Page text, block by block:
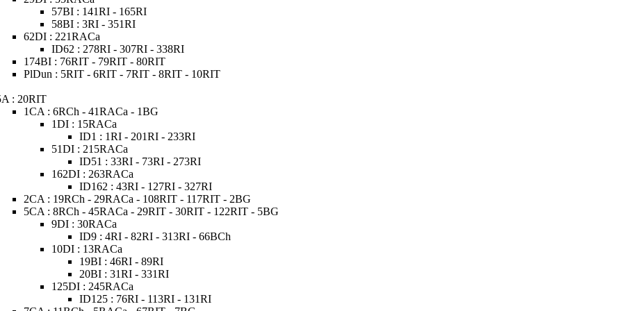
57BI : 141RI - 165RI
58BI : 3RI - 351RI
62DI : 221RACa
ID62 : 278RI - 307RI - 338RI
174BI : 76RIT - 79RIT - 80RIT
PlDun : 5RIT - 6RIT - 7RIT - 8RIT - 10RIT
: 20RIT
1CA : 6RCh - 41RACa - 1BG
1DI : 15RACa
ID1 : 1RI - 201RI - 233RI
51DI : 215RACa
ID51 : 33RI - 73RI - 273RI
162DI : 263RACa
ID162 : 43RI - 127RI - 327RI
2CA : 19RCh - 29RACa - 108RIT - 117RIT - 2BG
5CA : 8RCh - 45RACa - 29RIT - 30RIT - 122RIT - 5BG
9DI : 30RACa
ID9 : 4RI - 82RI - 313RI - 66BCh
10DI : 13RACa
19BI : 46RI - 89RI
20BI : 31RI - 331RI
125DI : 245RACa
ID125 : 76RI - 113RI - 131RI